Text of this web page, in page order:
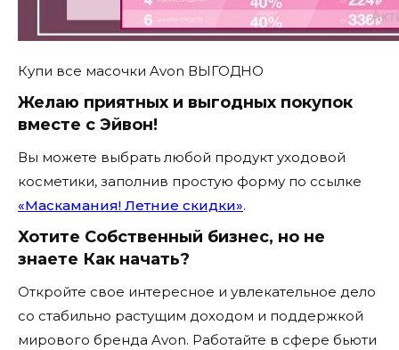
Купи все масочки Avon ВЫГОДНО
Желаю приятных и выгодных покупок
вместе с Эйвон!
Вы можете выбрать любой продукт уходовой
косметики, заполнив простую форму по ссылке
«Маскамания! Летние скидки».
Хотите Собственный бизнес, но не
знаете Как начать?
Откройте свое интересное и увлекательное дело
со стабильно растущим доходом и поддержкой
мирового бренда Avon. Работайте в сфере бьюти